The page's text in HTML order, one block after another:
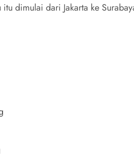
dimulai dari Jakarta ke